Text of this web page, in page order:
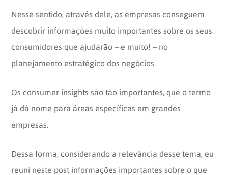
Nesse sentido, através dele, as empresas conseguem
descobrir informações muito importantes sobre os seus
consumidores que ajudarão – e muito! – no
planejamento estratégico dos negócios.
Os consumer insights são tão importantes, que o termo
já dá nome para áreas específicas em grandes
empresas.
Dessa forma, considerando a relevância desse tema, eu
reuni neste post informações importantes sobre o que